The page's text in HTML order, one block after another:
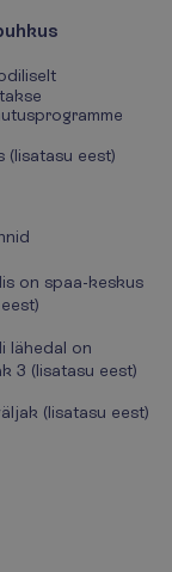
(lisatasu eest)
on spaa-keskus
lähedal on
3 (lisatasu eest)
(lisatasu eest)